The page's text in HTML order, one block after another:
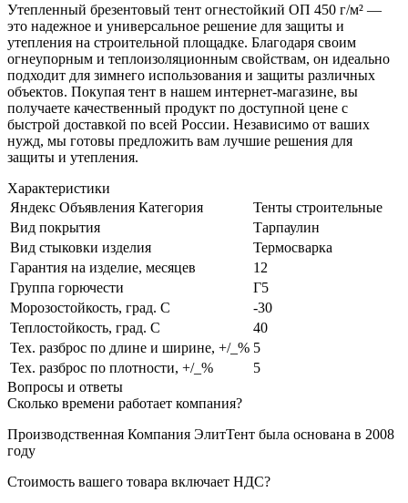
Утепленный брезентовый тент огнестойкий ОП 450 г/м² —
это надежное и универсальное решение для защиты и
утепления на строительной площадке. Благодаря своим
огнеупорным и теплоизоляционным свойствам, он идеально
подходит для зимнего использования и защиты различных
объектов. Покупая тент в нашем интернет-магазине, вы
получаете качественный продукт по доступной цене с
быстрой доставкой по всей России. Независимо от ваших
нужд, мы готовы предложить вам лучшие решения для
защиты и утепления.
Характеристики
Яндекс Объявления Категория
Тенты строительные
Вид покрытия
Тарпаулин
Вид стыковки изделия
Термосварка
Гарантия на изделие, месяцев
12
Группа горючести
Г5
Морозостойкость, град. С
-30
Теплостойкость, град. С
40
Тех. разброс по длине и ширине, +/_% 5
Тех. разброс по плотности, +/_%
5
Вопросы и ответы
Сколько времени работает компания?
Производственная Компания ЭлитТент была основана в 2008
году
Стоимость вашего товара включает НДС?